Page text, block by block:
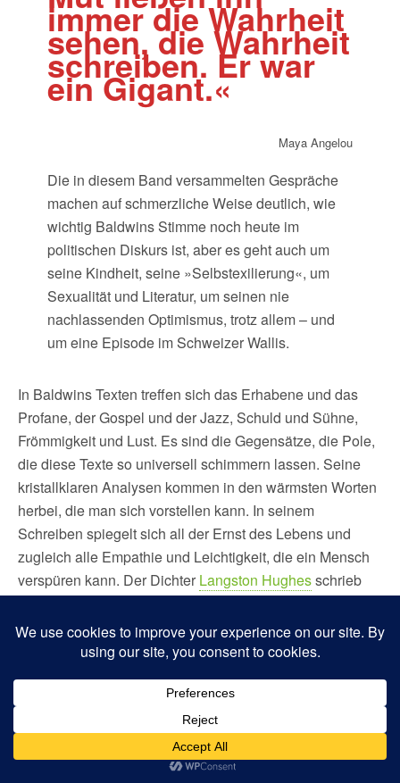
immer die Wahrheit
sehen, die Wahrheit
schreiben. Er war
ein Gigant.«
Maya Angelou
Die in diesem Band versammelten Gespräche
machen auf schmerzliche Weise deutlich, wie
wichtig Baldwins Stimme noch heute im
politischen Diskurs ist, aber es geht auch um
seine Kindheit, seine »Selbstexilierung«, um
Sexualität und Literatur, um seinen nie
nachlassenden Optimismus, trotz allem – und
um eine Episode im Schweizer Wallis.
In Baldwins Texten treffen sich das Erhabene und das
Profane, der Gospel und der Jazz, Schuld und Sühne,
Frömmigkeit und Lust. Es sind die Gegensätze, die Pole,
die diese Texte so universell schimmern lassen. Seine
kristallklaren Analysen kommen in den wärmsten Worten
herbei, die man sich vorstellen kann. In seinem
Schreiben spiegelt sich all der Ernst des Lebens und
zugleich alle Empathie und Leichtigkeit, die ein Mensch
verspüren kann. Der Dichter Langston Hughesschrieb
über Baldwin einmal in der New York Times, dass er mit
Worten mache, »was das Meer mit Wellen macht, lässt
sie fließen und schlagen, rollen und weichen, sich
Buchpremiere im Ocelot in Berlin